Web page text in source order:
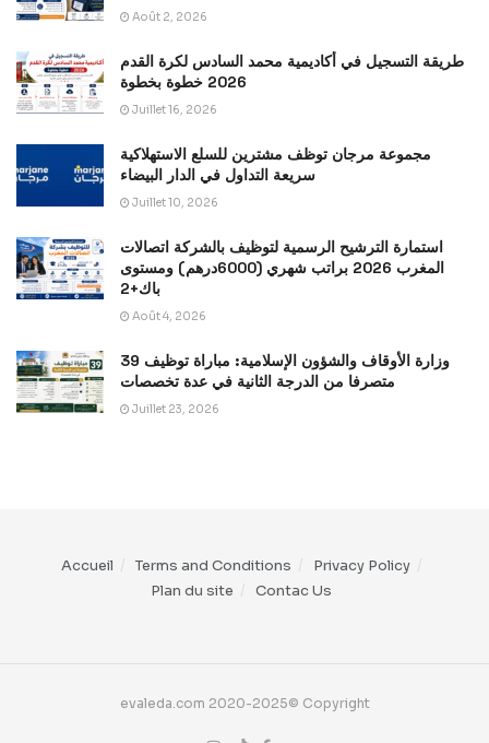
Août 2, 2026
طريقة التسجيل في أكاديمية محمد السادس لكرة القدم
2026 خطوة بخطوة
Juillet 16, 2026
مجموعة مرجان توظف مشترين للسلع الاستهلاكية
سريعة التداول في الدار البيضاء
Juillet 10, 2026
استمارة الترشيح الرسمية لتوظيف بالشركة اتصالات
المغرب 2026 براتب شهري (6000درهم) ومستوى
باك+2
Août 4, 2026
وزارة الأوقاف والشؤون الإسلامية: مباراة توظيف 39
متصرفا من الدرجة الثانية في عدة تخصصات
Juillet 23, 2026
Accueil Terms and Conditions
Privacy Policy
Plan du site
Contac Us
evaleda.com 2020-2025© Copyright